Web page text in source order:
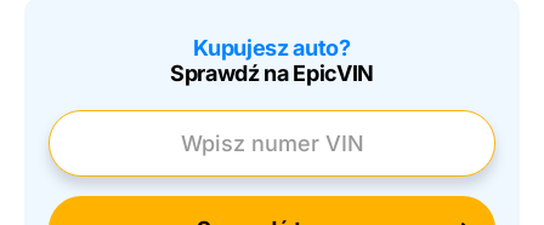
Kupujesz auto?
Sprawdź na EpicVIN
Wpisz numer VIN